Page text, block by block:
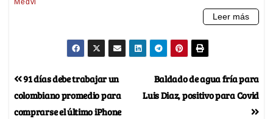
Baldado de agua fría para
Luis Diaz, positivo para Covid
91 días debe trabajar un
colombiano promedio para
comprarse el último iPhone